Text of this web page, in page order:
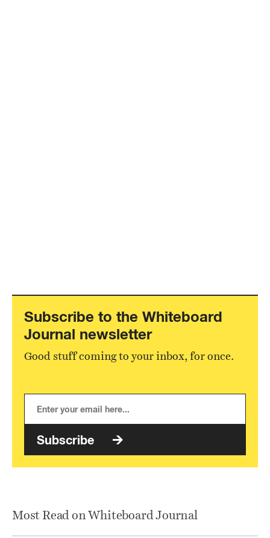
Subscribe to the Whiteboard
Journal newsletter
Good stuff coming to your inbox, for once.
Subscribe
Most Read on Whiteboard Journal